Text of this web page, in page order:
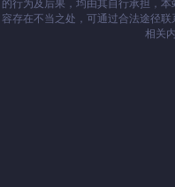
的行为及后果，均由其自行承担，
容存在不当之处，可通过合法途径
相关